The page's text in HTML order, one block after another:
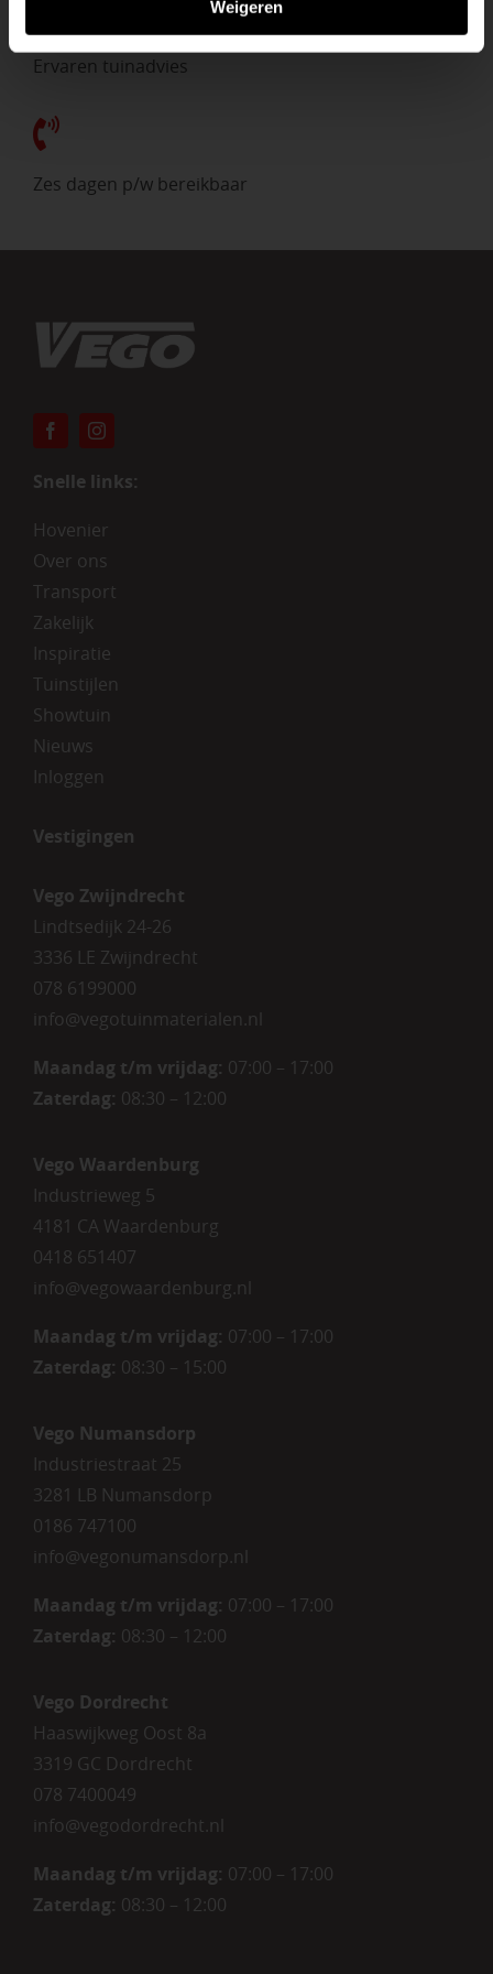
Weigeren
Ervaren tuinadvies
Zes dagen p/w bereikbaar
Snelle links:
Hovenier
Over ons
Transport
Zakelijk
Inspiratie
Tuinstijlen
Showtuin
Nieuws
Inloggen
Vestigingen
Vego Zwijndrecht
Lindtsedijk 24-26
3336 LE Zwijndrecht
078 6199000
info@vegotuinmaterialen.nl
Maandag t/m vrijdag: 07:00 – 17:00
Zaterdag: 08:30 – 12:00
Vego Waardenburg
Industrieweg 5
4181 CA Waardenburg
0418 651407
info@vegowaardenburg.nl
Maandag t/m vrijdag: 07:00 – 17:00
Zaterdag: 08:30 – 15:00
Vego Numansdorp
Industriestraat 25
3281 LB Numansdorp
0186 747100
info@vegonumansdorp.nl
Maandag t/m vrijdag: 07:00 – 17:00
Zaterdag: 08:30 – 12:00
Vego Dordrecht
Haaswijkweg Oost 8a
3319 GC Dordrecht
078 7400049
info@vegodordrecht.nl
Maandag t/m vrijdag: 07:00 – 17:00
Zaterdag: 08:30 – 12:00